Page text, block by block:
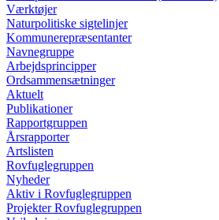
Værktøjer
Naturpolitiske sigtelinjer
Kommunerepræsentanter
Navnegruppe
Arbejdsprincipper
Ordsammensætninger
Aktuelt
Publikationer
Rapportgruppen
Årsrapporter
Artslisten
Rovfuglegruppen
Nyheder
Aktiv i Rovfuglegruppen
Projekter Rovfuglegruppen